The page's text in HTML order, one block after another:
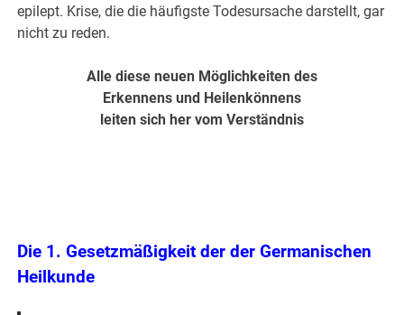
epilept. Krise, die die häufigste Todesursache darstellt, gar
nicht zu reden.
Alle diese neuen Möglichkeiten des
Erkennens und Heilenkönnens
leiten sich her vom Verständnis
Die 1. Gesetzmäßigkeit derder Germanischen
Heilkunde